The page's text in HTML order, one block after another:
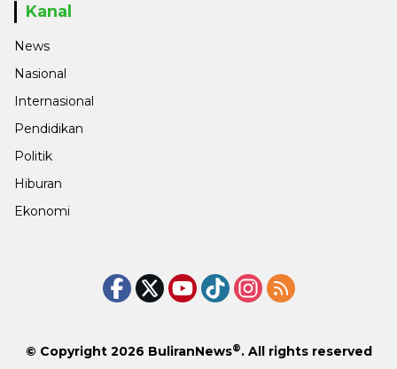
Kanal
News
Nasional
Internasional
Pendidikan
Politik
Hiburan
Ekonomi
© Copyright 2026 BuliranNews®. All rights reserved